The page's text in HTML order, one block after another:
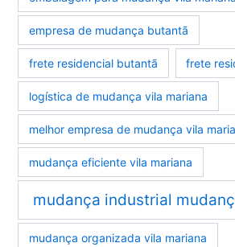
empresa de mudança butantã
frete residencial butantã frete
logística de mudança vila mariana
melhor empresa de mudança vila
mudança eficiente vila mariana
mudança industrial
mudança organizada vila mariana